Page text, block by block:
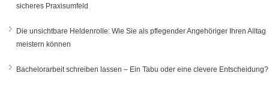
sicheres Praxisumfeld
Die unsichtbare Heldenrolle: Wie Sie als pflegender Angehöriger Ihren Alltag
meistern können
Bachelorarbeit schreiben lassen – Ein Tabu oder eine clevere Entscheidung?